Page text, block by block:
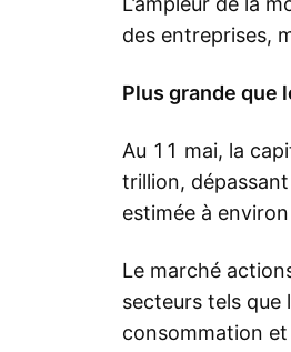
des entreprises,
Plus grande que
Au 11 mai, la
trillion,
estimée à
Le marché
secteurs tels que
consommation